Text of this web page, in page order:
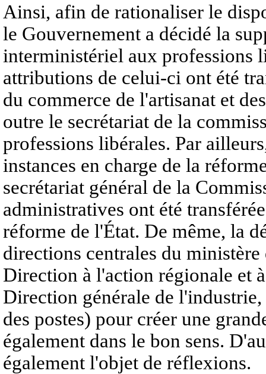
Ainsi, afin de rationaliser le
le Gouvernement a décidé la
interministériel aux professions
attributions de celui-ci ont été
du commerce de l'artisanat et
outre le secrétariat de la
professions libérales. Par
instances en charge de la
secrétariat général de la
administratives ont été
réforme de l'État. De même, la
directions centrales du
Direction à l'action régionale et
Direction générale de
des postes) pour créer une
également dans le bon sens.
également l'objet de réflexions.